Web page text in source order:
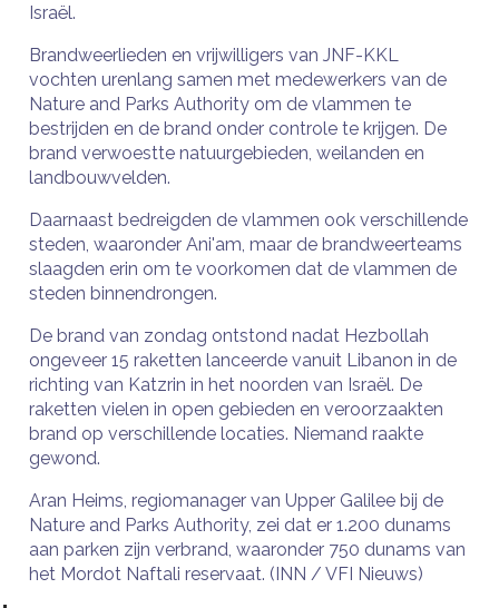
Israël.
Brandweerlieden en vrijwilligers van JNF-KKL
vochten urenlang samen met medewerkers van de
Nature and Parks Authority om de vlammen te
bestrijden en de brand onder controle te krijgen. De
brand verwoestte natuurgebieden, weilanden en
landbouwvelden.
Daarnaast bedreigden de vlammen ook verschillende
steden, waaronder Ani'am, maar de brandweerteams
slaagden erin om te voorkomen dat de vlammen de
steden binnendrongen.
De brand van zondag ontstond nadat Hezbollah
ongeveer 15 raketten lanceerde vanuit Libanon in de
richting van Katzrin in het noorden van Israël. De
raketten vielen in open gebieden en veroorzaakten
brand op verschillende locaties. Niemand raakte
gewond.
Aran Heims, regiomanager van Upper Galilee bij de
Nature and Parks Authority, zei dat er 1.200 dunams
aan parken zijn verbrand, waaronder 750 dunams van
het Mordot Naftali reservaat. (INN / VFI Nieuws)